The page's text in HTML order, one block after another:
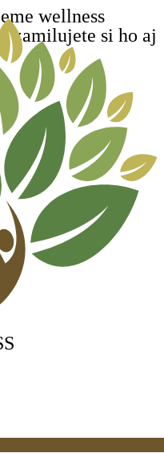
wellness
zamilujete si ho aj